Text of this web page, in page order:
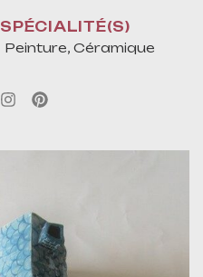
SPÉCIALITÉ(S)
Peinture, Céramique